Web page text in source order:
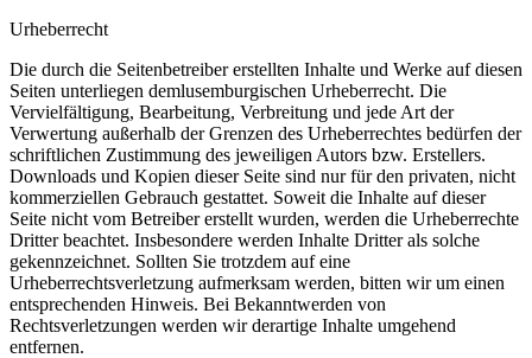
Urheberrecht
Die durch die Seitenbetreiber erstellten Inhalte und Werke auf diesen
Seiten unterliegen demlusemburgischen Urheberrecht. Die
Vervielfältigung, Bearbeitung, Verbreitung und jede Art der
Verwertung außerhalb der Grenzen des Urheberrechtes bedürfen der
schriftlichen Zustimmung des jeweiligen Autors bzw. Erstellers.
Downloads und Kopien dieser Seite sind nur für den privaten, nicht
kommerziellen Gebrauch gestattet. Soweit die Inhalte auf dieser
Seite nicht vom Betreiber erstellt wurden, werden die Urheberrechte
Dritter beachtet. Insbesondere werden Inhalte Dritter als solche
gekennzeichnet. Sollten Sie trotzdem auf eine
Urheberrechtsverletzung aufmerksam werden, bitten wir um einen
entsprechenden Hinweis. Bei Bekanntwerden von
Rechtsverletzungen werden wir derartige Inhalte umgehend
entfernen.